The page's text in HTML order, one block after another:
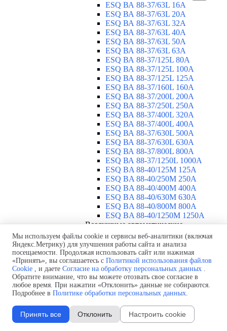
ESQ ВА 88-37/63L 16A
ESQ ВА 88-37/63L 20A
ESQ ВА 88-37/63L 32A
ESQ ВА 88-37/63L 40A
ESQ ВА 88-37/63L 50A
ESQ ВА 88-37/63L 63A
ESQ ВА 88-37/125L 80A
ESQ ВА 88-37/125L 100A
ESQ ВА 88-37/125L 125A
ESQ ВА 88-37/160L 160A
ESQ ВА 88-37/200L 200A
ESQ ВА 88-37/250L 250A
ESQ ВА 88-37/400L 320A
ESQ ВА 88-37/400L 400A
ESQ ВА 88-37/630L 500A
ESQ ВА 88-37/630L 630A
ESQ ВА 88-37/800L 800A
ESQ ВА 88-37/1250L 1000A
ESQ BA 88-40/125M 125A
ESQ BA 88-40/250M 250A
ESQ BA 88-40/400M 400A
ESQ BA 88-40/630М 630A
ESQ BA 88-40/800M 800A
ESQ BA 88-40/1250М 1250A
Воздушные автоматические
выключатели
▼
ESQ ВА99-40B 3F M2C2S2 M
2500A
ESQ ВА99-40A 3F M2C2S2 М
800A
ESQ ВА99-40A 3F M2C2S2 М
630A
ESQ ВА99-40A 3F M2C2S2 М
2000A
ESQ ВА99-40A 3F M2C2S2 М
Мы используем файлы cookie и сервисы веб-аналитики (включая
Яндекс.Метрику) для улучшения работы сайта и анализа
посещаемости. Продолжая использовать сайт или нажимая
«Принять», вы соглашаетесь с Политикой использования файлов
Cookie , и даете Согласие на обработку персональных данных .
Обратите внимание, что вы можете отозвать свое согласие в
любое время. При нажатии «Отклонить» данные не собираются.
Подробнее в Политике обработки персональных данных.
Принять все Отклонить Настроить cookie